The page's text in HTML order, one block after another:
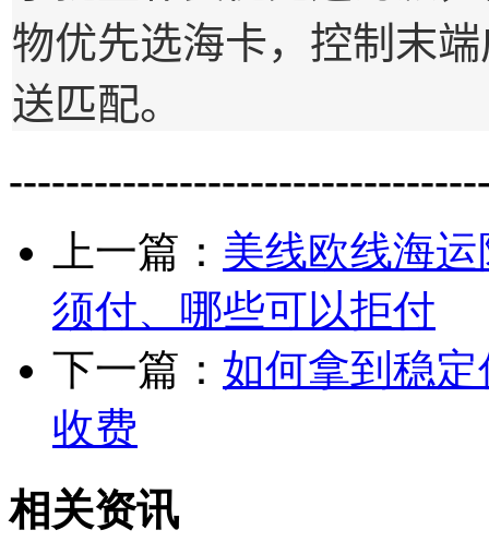
物优先选海卡，控制末
送匹配。
上一篇： 美线欧线海
须付、哪些可以拒付
下一篇： 如何拿到稳
收费
相关资讯